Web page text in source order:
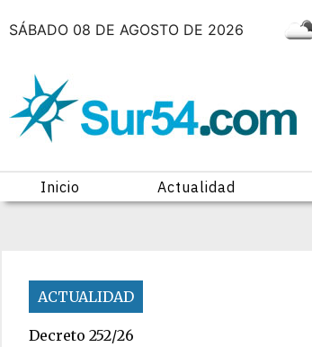
SÁBADO 08 DE AGOSTO DE 2026
Inicio Actualidad
ACTUALIDAD
Decreto 252/26